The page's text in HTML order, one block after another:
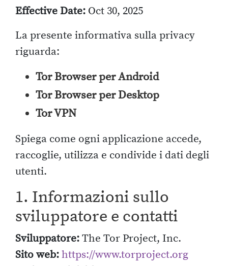
Effective Date: Oct 30, 2025
La presente informativa sulla privacy
riguarda:
Tor Browser per Android
Tor Browser per Desktop
Tor VPN
Spiega come ogni applicazione accede,
raccoglie, utilizza e condivide i dati degli
utenti.
1. Informazioni sullo
sviluppatore e contatti
Sviluppatore:The Tor Project, Inc.
Sito web:https://www.torproject.org